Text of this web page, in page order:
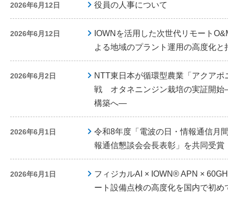
2026年6月12日 役員の人事について
2026年6月12日
IOWNを活用した次世代リモート
よる地域のプラント運用の高度化
2026年6月2日
NTT東日本が循環型農業「アクア
戦 オタネニンジン栽培の実証開始
構築へ―
2026年6月1日
令和8年度「電波の日・情報通信月
報通信懇談会会長表彰」を共同受賞
2026年6月1日
フィジカルAI × IOWN® APN ×
ート設備点検の高度化を国内で初め